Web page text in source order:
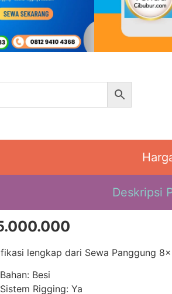
Deskripsi
lengkap dari Sewa Panggung
Bahan: Besi
Sistem Rigging: Ya